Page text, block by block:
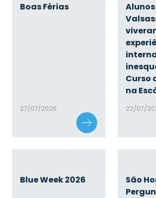
Boas Férias
27/07/2026
Curso
na
22/07/
Blue Week 2026
São